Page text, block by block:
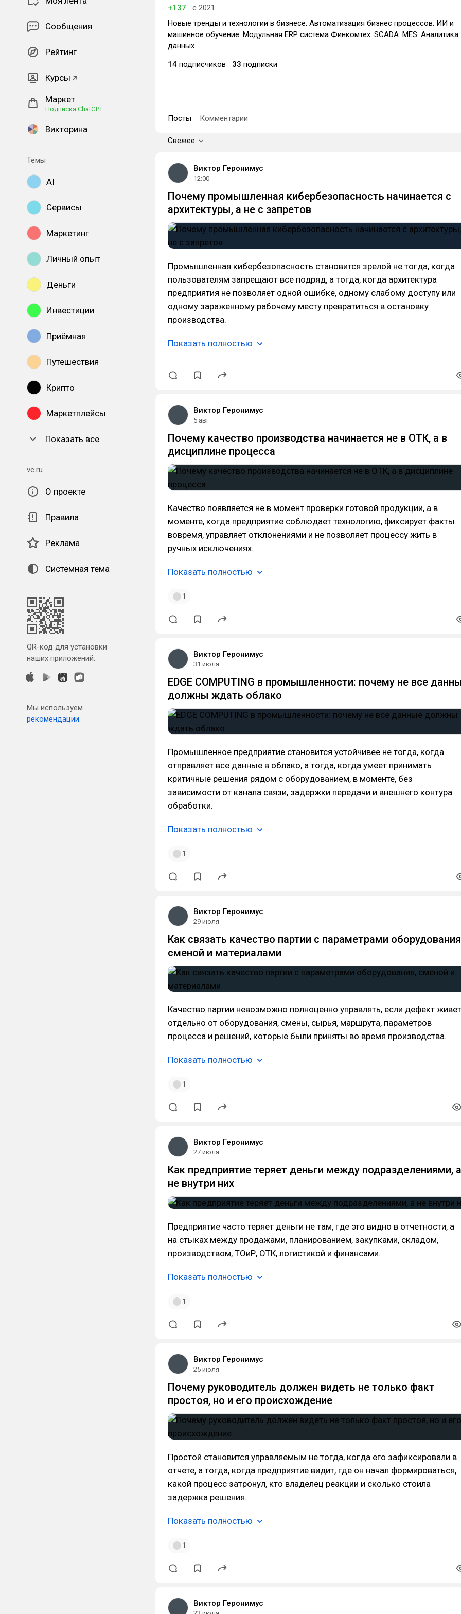
Сообщения
Рейтинг
Курсы
Маркет
Подписка ChatGPT
Викторина
Темы
AI
Сервисы
Маркетинг
Личный опыт
Деньги
Инвестиции
Приёмная
Путешествия
Крипто
Маркетплейсы
Показать все
vc.ru
О проекте
Правила
Реклама
Системная тема
QR-код для установки
наших приложений.
Мы используем
рекомендации.
+137
с 2021
Новые тренды и технологии в бизнесе. Автоматизация бизнес процессов. ИИ и
машинное обучение. Модульная ERP система Финкомтех. SCADA. MES. Аналитика
данных.
14 подписчиков 33 подписки
Посты Комментарии
Свежее
Виктор Геронимус
12:00
Почему промышленная кибербезопасность начинается с
архитектуры, а не с запретов
Промышленная кибербезопасность становится зрелой не тогда, когда
пользователям запрещают все подряд, а тогда, когда архитектура
предприятия не позволяет одной ошибке, одному слабому доступу или
одному зараженному рабочему месту превратиться в остановку
производства.
Показать полностью
Виктор Геронимус
5 авг
Почему качество производства начинается не в ОТК, а в
дисциплине процесса
Качество появляется не в момент проверки готовой продукции, а в
моменте, когда предприятие соблюдает технологию, фиксирует факты
вовремя, управляет отклонениями и не позволяет процессу жить в
ручных исключениях.
Показать полностью
1
Виктор Геронимус
31 июля
EDGE COMPUTING в промышленности: почему не все
должны ждать облако
Промышленное предприятие становится устойчивее не тогда, когда
отправляет все данные в облако, а тогда, когда умеет принимать
критичные решения рядом с оборудованием, в моменте, без
зависимости от канала связи, задержки передачи и внешнего контура
обработки.
Показать полностью
1
Виктор Геронимус
29 июля
Как связать качество партии с параметрами
сменой и материалами
Качество партии невозможно полноценно управлять, если дефект живет
отдельно от оборудования, смены, сырья, маршрута, параметров
процесса и решений, которые были приняты во время производства.
Показать полностью
1
Виктор Геронимус
27 июля
Как предприятие теряет деньги между подразделениями, а
не внутри них
Предприятие часто теряет деньги не там, где это видно в отчетности, а
на стыках между продажами, планированием, закупками, складом,
производством, ТОиР, ОТК, логистикой и финансами.
Показать полностью
1
Виктор Геронимус
25 июля
Почему руководитель должен видеть не только факт
простоя, но и его происхождение
Простой становится управляемым не тогда, когда его зафиксировали в
отчете, а тогда, когда предприятие видит, где он начал формироваться,
какой процесс затронул, кто владелец реакции и сколько стоила
задержка решения.
Показать полностью
1
Виктор Геронимус